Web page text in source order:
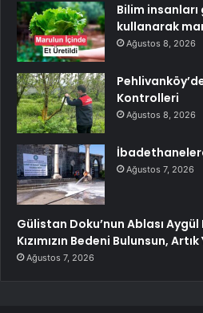
Bilim
kullanarak
Ağustos 8, 2026
Kontrolleri
Ağustos 8, 2026
Ağustos 7, 2026
Gülistan Doku’nun Ablası
Kızımızın Bedeni Bulunsun,
Ağustos 7, 2026